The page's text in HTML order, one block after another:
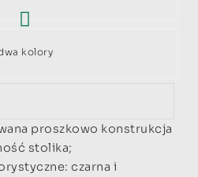
kolory
proszkowo konstrukcja
stolika;
czarna i